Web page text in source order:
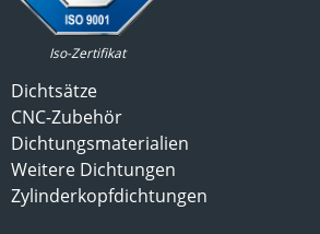
Iso-Zertifikat
Dichtsätze
CNC-Zubehör
Dichtungsmaterialien
Weitere Dichtungen
Zylinderkopfdichtungen